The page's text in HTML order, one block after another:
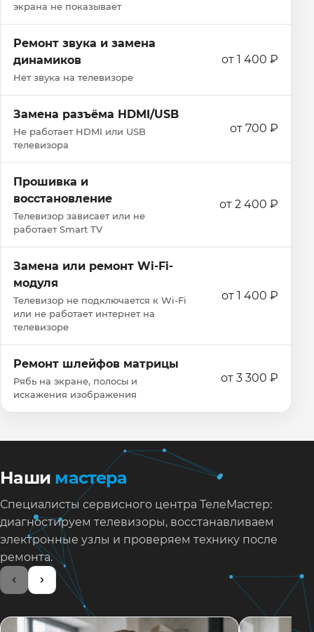
экрана не показывает
Ремонт звука и замена
динамиков
Нет звука на телевизоре
от 1 400 ₽
Замена разъёма HDMI/USB
Не работает HDMI или USB
телевизора
от 700 ₽
Прошивка и
восстановление
Телевизор зависает или не
работает Smart TV
от 2 400 ₽
Замена или ремонт Wi‑Fi-
модуля
Телевизор не подключается к Wi‑Fi
или не работает интернет на
телевизоре
от 1 400 ₽
Ремонт шлейфов матрицы
Рябь на экране, полосы и
искажения изображения
от 3 300 ₽
Наши мастера
Специалисты сервисного центра ТелеМастер:
диагностируем телевизоры, восстанавливаем
электронные узлы и проверяем технику после
ремонта.